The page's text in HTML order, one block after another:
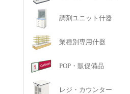
調剤ユニット什器
業種別専用什器
POP・販促備品
レジ・カウンター